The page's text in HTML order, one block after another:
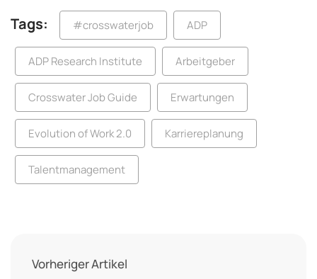
Tags: #crosswaterjob ADP
ADP Research Institute Arbeitgeber
Crosswater Job Guide Erwartungen
Evolution of Work 2.0 Karriereplanung
Talentmanagement
Vorheriger Artikel